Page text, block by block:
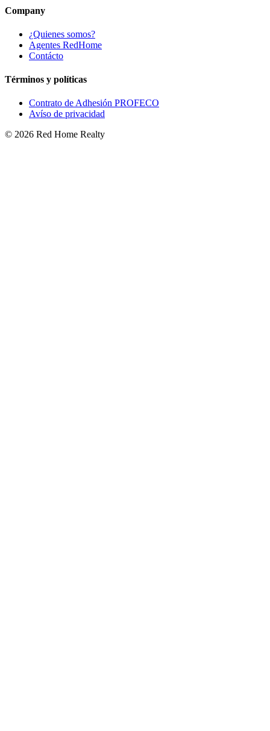
Company
¿Quienes somos?
Agentes RedHome
Contácto
Términos y políticas
Contrato de Adhesión PROFECO
Avíso de privacidad
© 2026 Red Home Realty